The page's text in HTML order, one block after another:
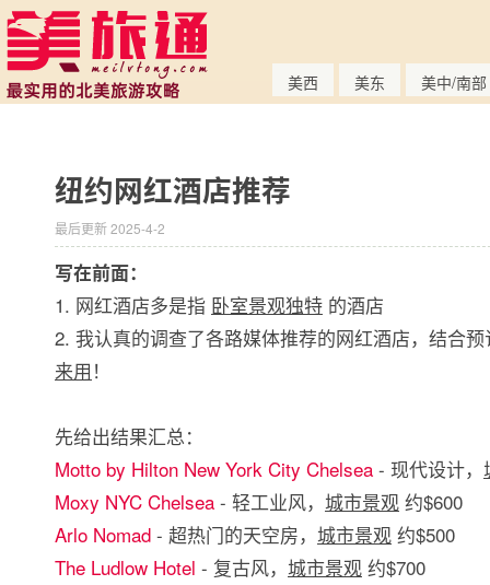
美西 美东 美中/南部
纽约网红酒店推荐
最后更新 2025-4-2
写在前面：
1. 网红酒店多是指 卧室景观独特 的酒店
2. 我认真的调查了各路媒体推荐的网红酒店，结合
来用 ！
先给出结果汇总：
Motto by Hilton New York City Chelsea - 现代设计，
Moxy NYC Chelsea - 轻工业风， 城市景观 约$600
Arlo Nomad - 超热门的天空房， 城市景观 约$500
The Ludlow Hotel - 复古风， 城市景观 约$700